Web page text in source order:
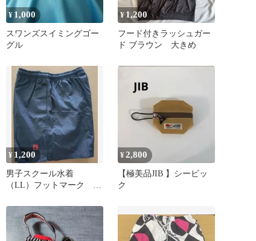
¥ 1,000
スワンズスイミングゴー
グル
¥ 1,200
フード付きラッシュガー
ド ブラウン 大きめ
¥1,200
男子スクール水着
（LL）フットマーク 未
¥2,800
【極美品JIB 】シービッ
ク